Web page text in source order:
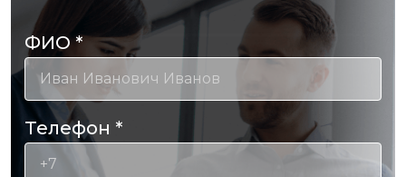
ФИО*
Телефон *